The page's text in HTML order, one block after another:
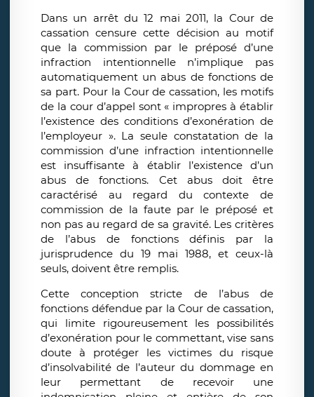
Dans un arrêt du 12 mai 2011, la Cour de
cassation censure cette décision au motif
que la commission par le préposé d’une
infraction intentionnelle n’implique pas
automatiquement un abus de fonctions de
sa part. Pour la Cour de cassation, les motifs
de la cour d’appel sont « impropres à établir
l’existence des conditions d’exonération de
l’employeur ». La seule constatation de la
commission d’une infraction intentionnelle
est insuffisante à établir l’existence d’un
abus de fonctions. Cet abus doit être
caractérisé au regard du contexte de
commission de la faute par le préposé et
non pas au regard de sa gravité. Les critères
de l’abus de fonctions définis par la
jurisprudence du 19 mai 1988, et ceux-là
seuls, doivent être remplis.
Cette conception stricte de l’abus de
fonctions défendue par la Cour de cassation,
qui limite rigoureusement les possibilités
d’exonération pour le commettant, vise sans
doute à protéger les victimes du risque
d’insolvabilité de l’auteur du dommage en
leur permettant de recevoir une